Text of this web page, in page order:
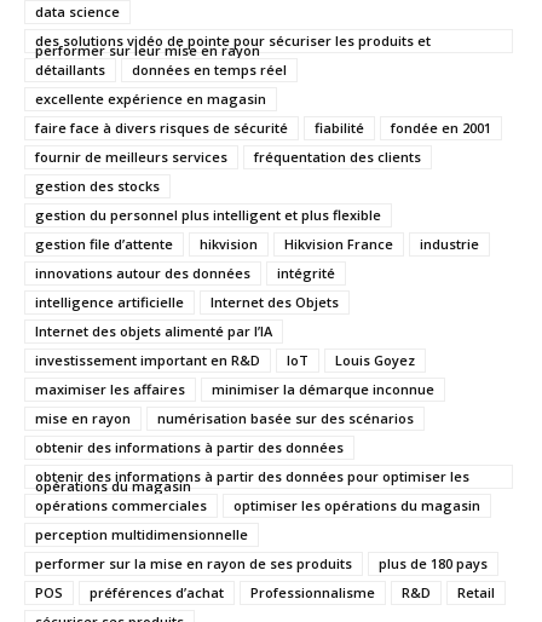
data science
des solutions vidéo de pointe pour sécuriser les produits et
performer sur leur mise en rayon
détaillants
données en temps réel
excellente expérience en magasin
faire face à divers risques de sécurité
fiabilité
fondée en 2001
fournir de meilleurs services
fréquentation des clients
gestion des stocks
gestion du personnel plus intelligent et plus flexible
gestion file d’attente
hikvision Hikvision France
industrie
innovations autour des données
intégrité
intelligence artificielle
Internet des Objets
Internet des objets alimenté par l’IA
investissement important en R&D
IoT
Louis Goyez
maximiser les affaires
minimiser la démarque inconnue
mise en rayon
numérisation basée sur des scénarios
obtenir des informations à partir des données
obtenir des informations à partir des données pour optimiser les
opérations du magasin
opérations commerciales
optimiser les opérations du magasin
perception multidimensionnelle
performer sur la mise en rayon de ses produits
plus de 180 pays
POS
préférences d’achat Professionnalisme R&D
Retail